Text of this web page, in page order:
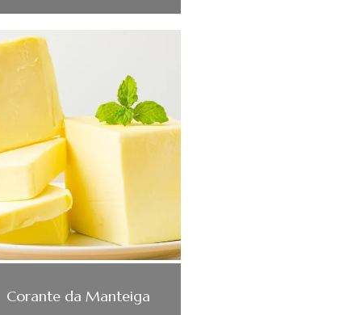
Corante da Manteiga